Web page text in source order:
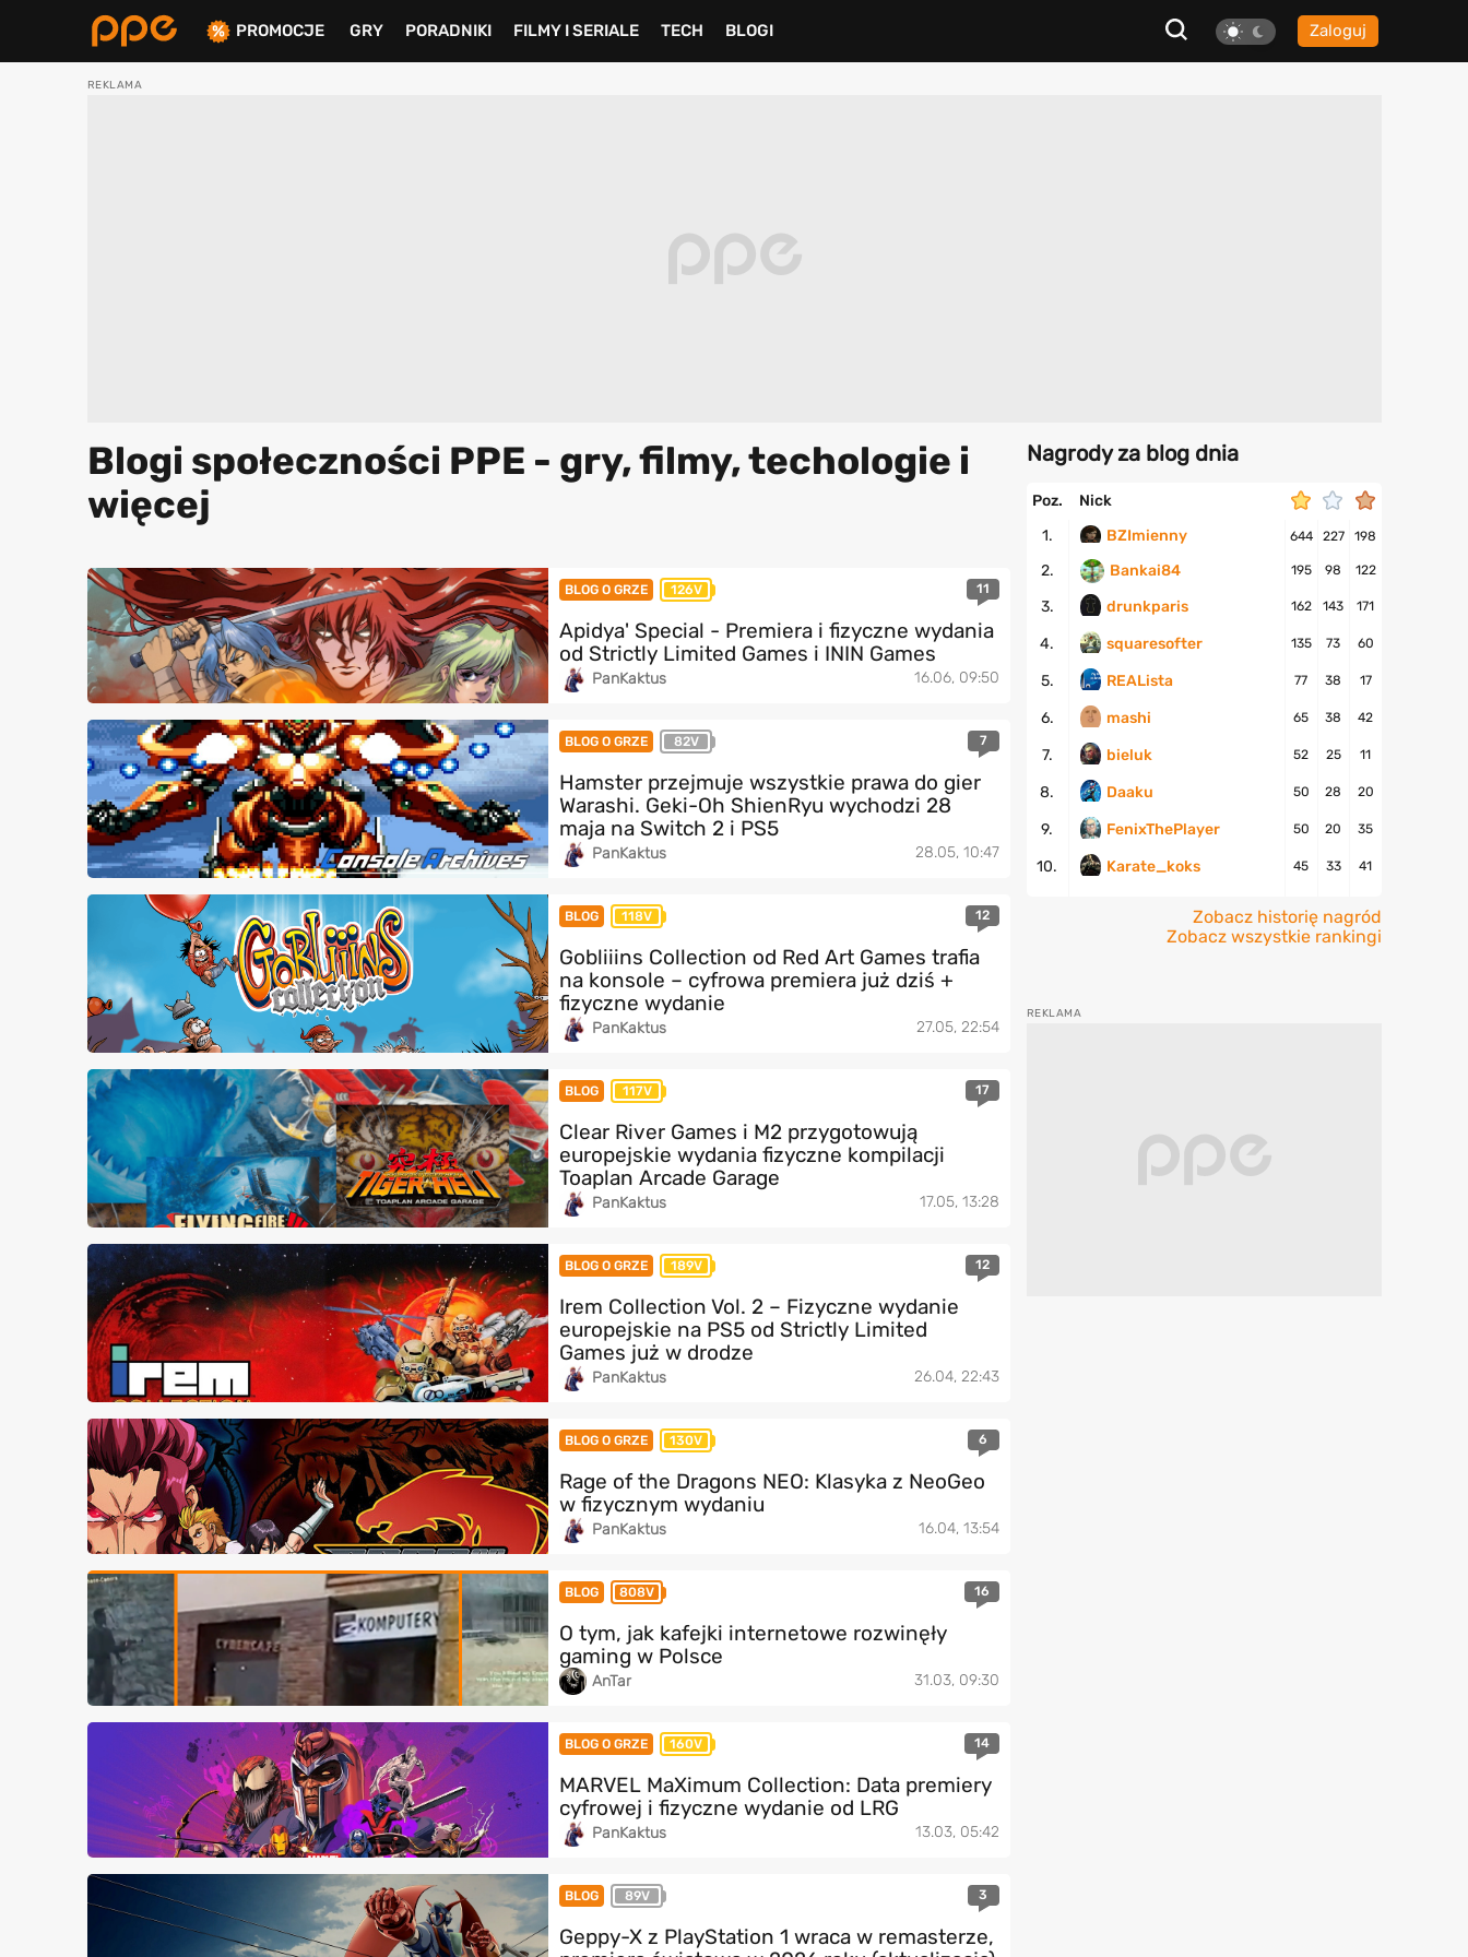
Zaloguj
PROMOCJE GRY PORADNIKI FILMY I SERIALE TECH BLOGI
Blogi społeczności PPE - gry, filmy, techologie i
więcej
BLOG O GRZE 126V 11
Apidya' Special - Premiera i fizyczne wydania
od Strictly Limited Games i ININ Games
PanKaktus 16.06, 09:50
BLOG O GRZE 82V 7
Hamster przejmuje wszystkie prawa do gier
Warashi. Geki-Oh ShienRyu wychodzi 28
maja na Switch 2 i PS5
PanKaktus 28.05, 10:47
BLOG 118V 12
Gobliiins Collection od Red Art Games trafia
na konsole – cyfrowa premiera już dziś +
fizyczne wydanie
PanKaktus 27.05, 22:54
BLOG 117V 17
Clear River Games i M2 przygotowują
europejskie wydania fizyczne kompilacji
Toaplan Arcade Garage
PanKaktus 17.05, 13:28
BLOG O GRZE 189V 12
Irem Collection Vol. 2 – Fizyczne wydanie
europejskie na PS5 od Strictly Limited
Games już w drodze
PanKaktus 26.04, 22:43
BLOG O GRZE 130V 6
Rage of the Dragons NEO: Klasyka z NeoGeo
w fizycznym wydaniu
PanKaktus 16.04, 13:54
BLOG 808V 16
O tym, jak kafejki internetowe rozwinęły
gaming w Polsce
AnTar 31.03, 09:30
BLOG O GRZE 160V 14
MARVEL MaXimum Collection: Data premiery
cyfrowej i fizyczne wydanie od LRG
PanKaktus 13.03, 05:42
BLOG 89V 3
Geppy-X z PlayStation 1 wraca w remasterze,
Nagrody za blog dnia
Poz.
Nick
1.
BZImienny 644 227 198
2. Bankai84 195 98 122
3. drunkparis 162 143 171
4. squaresofter 135 73 60
5. REALista 77 38 17
6. mashi 65 38 42
7. bieluk 52 25 11
8. Daaku 50 28 20
9. FenixThePlayer 50 20 35
10. Karate_koks 45 33 41
Zobacz historię nagród
Zobacz wszystkie rankingi